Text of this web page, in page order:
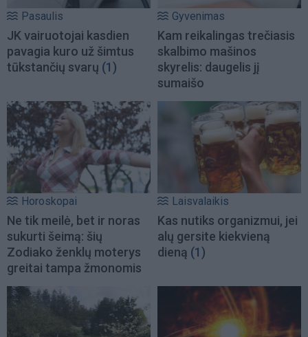
Pasaulis
JK vairuotojai kasdien
pavagia kuro už šimtus
tūkstančių svarų (1)
Gyvenimas
Kam reikalingas trečiasis
skalbimo mašinos
skyrelis: daugelis jį
sumaišo
Horoskopai
Ne tik meilė, bet ir noras
sukurti šeimą: šių
Zodiako ženklų moterys
greitai tampa žmonomis
Laisvalaikis
Kas nutiks organizmui, jei
alų gersite kiekvieną
dieną (1)